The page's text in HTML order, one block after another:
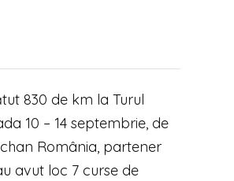
830 de km la Turul
10 – 14 septembrie, de
România, partener
avut loc 7 curse de